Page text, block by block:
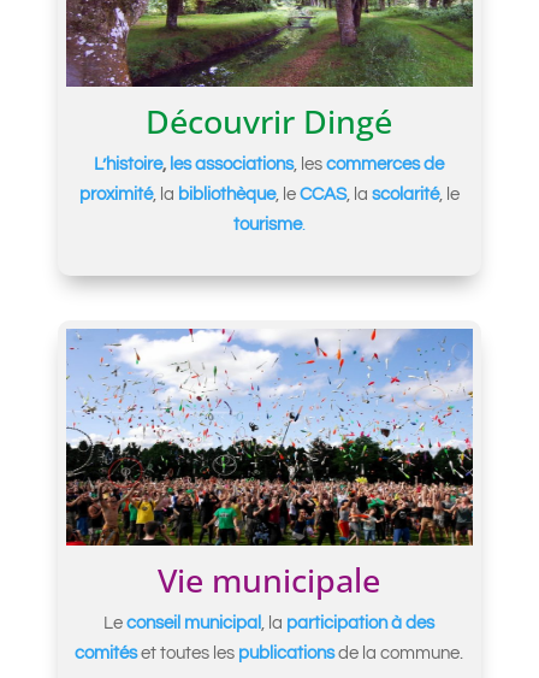
Découvrir Dingé
L’histoire, les associations, lescommerces de
proximité, la bibliothèque, le CCAS, la scolarité, le
tourisme.
Vie municipale
Leconseil municipal , la participation à des
comitéset toutes les publicationsde la commune.